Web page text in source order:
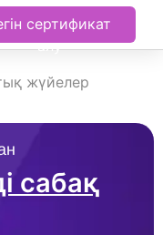
сертификат
алу
сабақ
жүйелер